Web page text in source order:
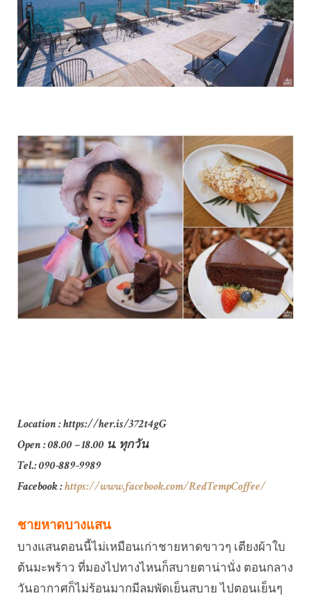
Location : https://her.is/372t4gG
Open : 08.00 – 18.00 น. ทุกวัน
Tel.: 090-889-9989
Facebook :https://www.facebook.com/RedTempCoffee/
ชายหาดบางแสน
บางแสนตอนนี้ไม่เหมือนเก่าชายหาดขาวๆ เตียงผ้าใบ
ต้นมะพร้าว ที่มองไปทางไหนก็สบายตาน่านั่ง ตอนกลาง
วันอากาศก็ไม่ร้อนมากมีลมพัดเย็นสบาย ไปตอนเย็นๆ